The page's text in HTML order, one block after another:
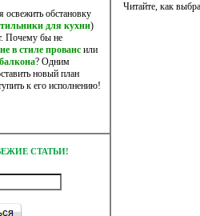
освежить обстановку
для кухни)
Почему бы не
в стиле прованс или
? Одним
новый план
к его исполнению!
СТАТЬИ!
Читайте, как